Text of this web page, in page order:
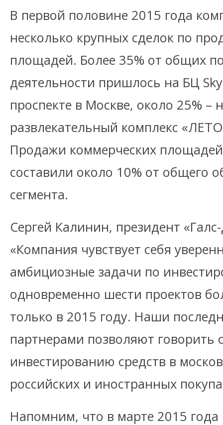
В первой половине 2015 года
несколько крупных сделок по
площадей. Более 35% от общих
деятельности пришлось на БЦ
проспекте в Москве, около 25% –
развлекательный комплекс
Продажи коммерческих
составили около 10% от общего
сегмента.
Сергей Калинин, президент
«Компания чувствует себя
амбициозные задачи по
одновременно шести проектов
только в 2015 году. Наши
партнерами позволяют
инвестированию средств в
российских и иностранных
Напомним, что в марте 2015 года